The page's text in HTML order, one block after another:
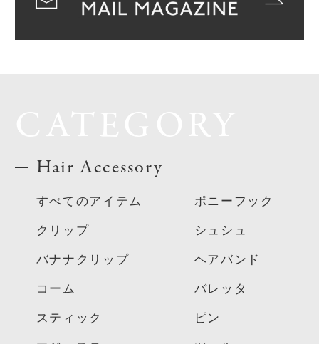
Hair Accessory
すべてのアイテム
クリップ
バナナクリップ
コーム
スティック
ポニーフック
シュシュ
ヘアバンド
バレッタ
ピン